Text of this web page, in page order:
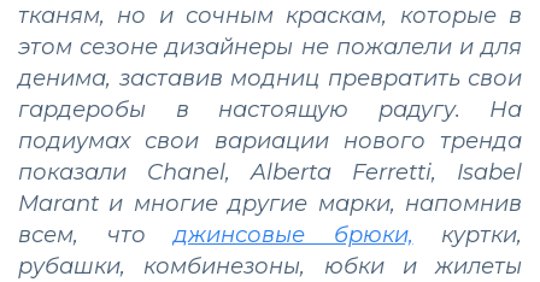
тканям, но и сочным краскам, которые в
этом сезоне дизайнеры не пожалели и для
денима, заставив модниц превратить свои
гардеробы в настоящую радугу. На
подиумах свои вариации нового тренда
показали Chanel, Alberta Ferretti, Isabel
Marant и многие другие марки, напомнив
всем, чтоджинсовые брюки, куртки,
рубашки, комбинезоны, юбки и жилеты